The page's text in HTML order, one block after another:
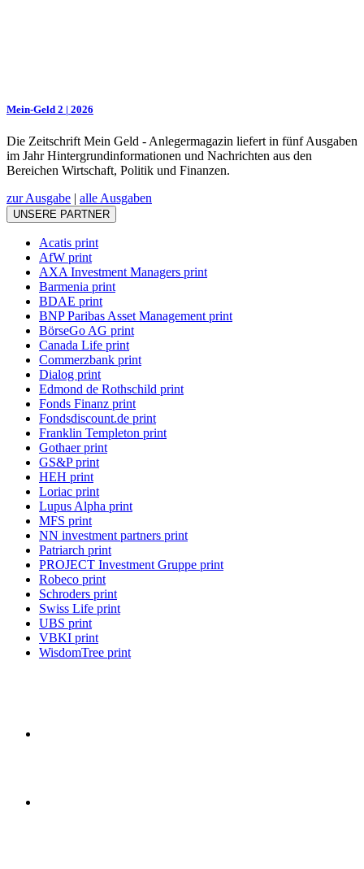
Mein-Geld 2 | 2026
Die Zeitschrift Mein Geld - Anlegermagazin liefert in fünf Ausgaben
im Jahr Hintergrundinformationen und Nachrichten aus den
Bereichen Wirtschaft, Politik und Finanzen.
zur Ausgabe | alle Ausgaben
UNSERE PARTNER
Acatis print
AfW print
AXA Investment Managers print
Barmenia print
BDAE print
BNP Paribas Asset Management print
BörseGo AG print
Canada Life print
Commerzbank print
Dialog print
Edmond de Rothschild print
Fonds Finanz print
Fondsdiscount.de print
Franklin Templeton print
Gothaer print
GS&P print
HEH print
Loriac print
Lupus Alpha print
MFS print
NN investment partners print
Patriarch print
PROJECT Investment Gruppe print
Robeco print
Schroders print
Swiss Life print
UBS print
VBKI print
WisdomTree print